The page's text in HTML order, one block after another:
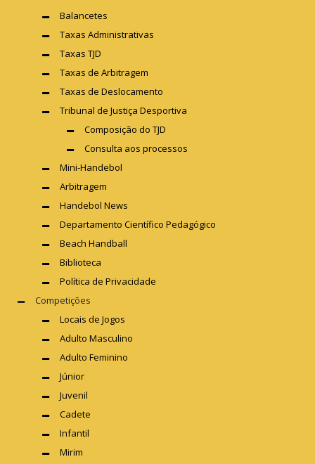
Balancetes
Taxas Administrativas
Taxas TJD
Taxas de Arbitragem
Taxas de Deslocamento
Tribunal de Justiça Desportiva
Composição do TJD
Consulta aos processos
Mini-Handebol
Arbitragem
Handebol News
Departamento Científico Pedagógico
Beach Handball
Biblioteca
Política de Privacidade
Competições
Locais de Jogos
Adulto Masculino
Adulto Feminino
Júnior
Juvenil
Cadete
Infantil
Mirim